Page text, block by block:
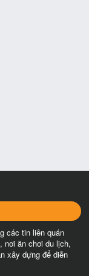
các tin liên quán
nơi ăn chơi du lịch,
xây dựng để diễn